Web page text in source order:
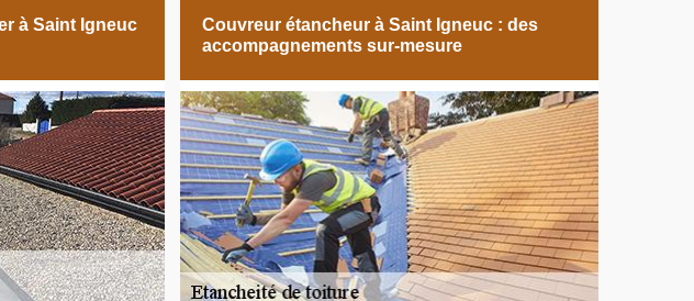
à Saint Igneuc
Couvreur étancheur à Saint Igneuc : des
accompagnements sur-mesure